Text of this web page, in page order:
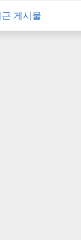
근 게시물